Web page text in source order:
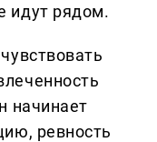
идут рядом.
начинает
ревность